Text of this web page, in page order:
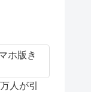
ホ版き
人が引